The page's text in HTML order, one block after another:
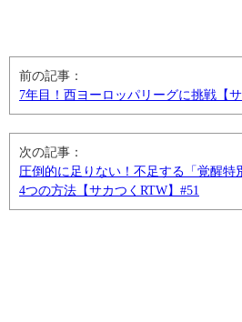
前の記事：
7年目！西ヨーロッパリーグに挑戦【
次の記事：
圧倒的に足りない！不足する「覚醒特
4つの方法【サカつくRTW】#51